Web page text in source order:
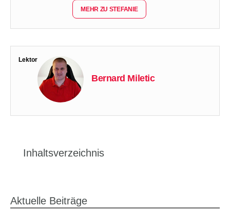
MEHR ZU STEFANIE
Lektor
Bernard Miletic
Inhaltsverzeichnis
Aktuelle Beiträge